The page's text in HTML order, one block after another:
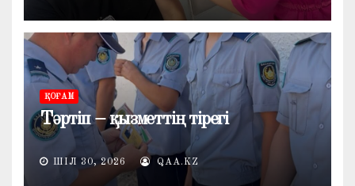
ҚОҒАМ
Тәртіп – қызметтің тірегі
ШІЛ 30, 2026 QAA.KZ